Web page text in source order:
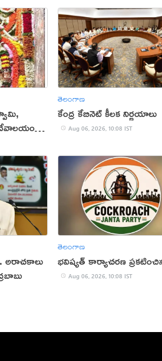
తెలంగాణ
కేంద్ర కేబినెట్ కీలక నిర్ణయాలు
Aug 06, 2026, 10:08 IST
అరాచకాలు
తెలంగాణ
భవిష్యత్ కార్యాచరణ
Aug 06, 2026, 10:08 IST